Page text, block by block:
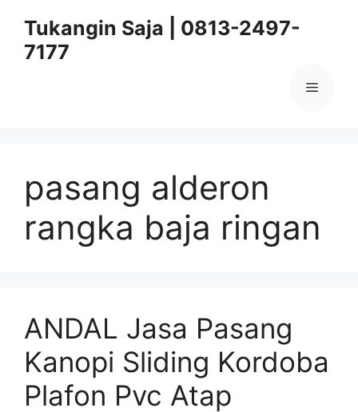
content
Tukangin Saja | 0813-2497-
7177
Menu
pasang alderon
rangka baja ringan
ANDAL Jasa Pasang
Kanopi Sliding Kordoba
Plafon Pvc Atap